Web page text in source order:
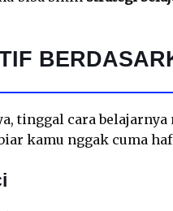
tinggal cara belajarnya
kamu nggak cuma